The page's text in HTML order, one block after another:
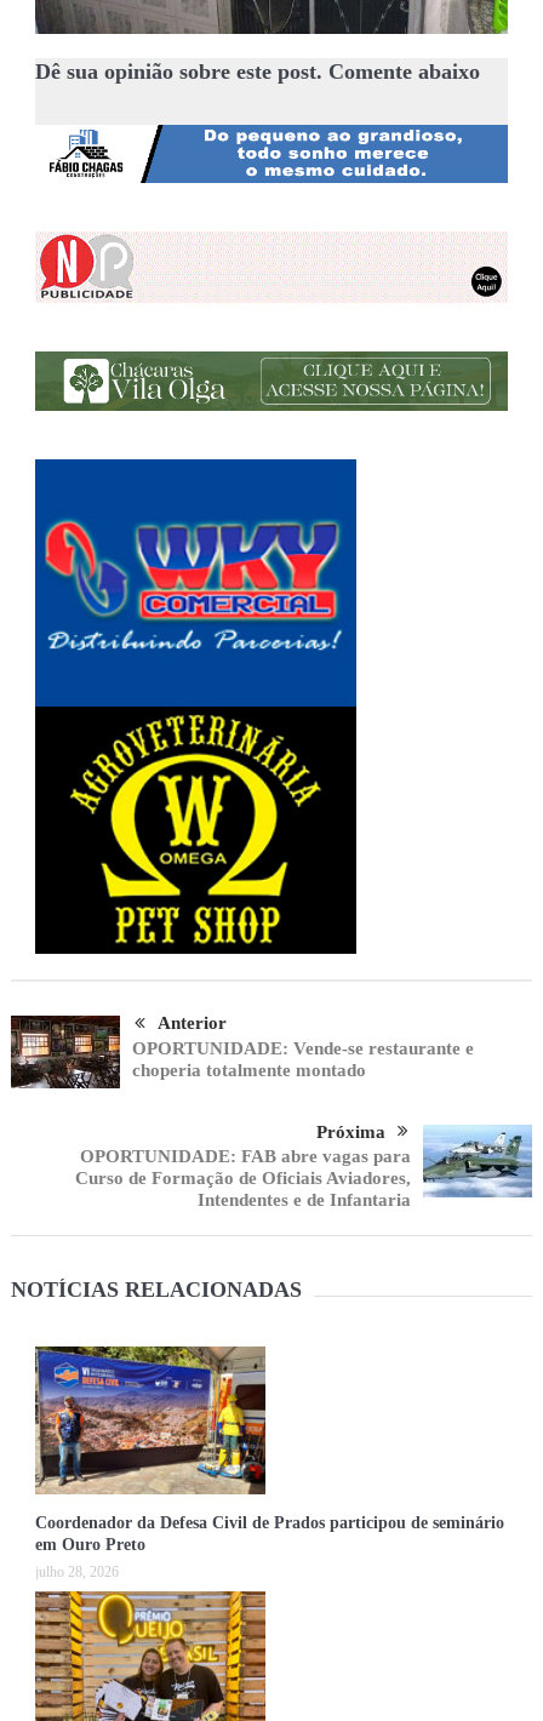
Dê sua opinião sobre este post. Comente abaixo
Anterior
OPORTUNIDADE: Vende-se restaurante e
choperia totalmente montado
Próxima
OPORTUNIDADE: FAB abre vagas para
Curso de Formação de Oficiais Aviadores,
Intendentes e de Infantaria
NOTÍCIAS RELACIONADAS
Coordenador da Defesa Civil de Prados participou de seminário
em Ouro Preto
julho 28, 2026